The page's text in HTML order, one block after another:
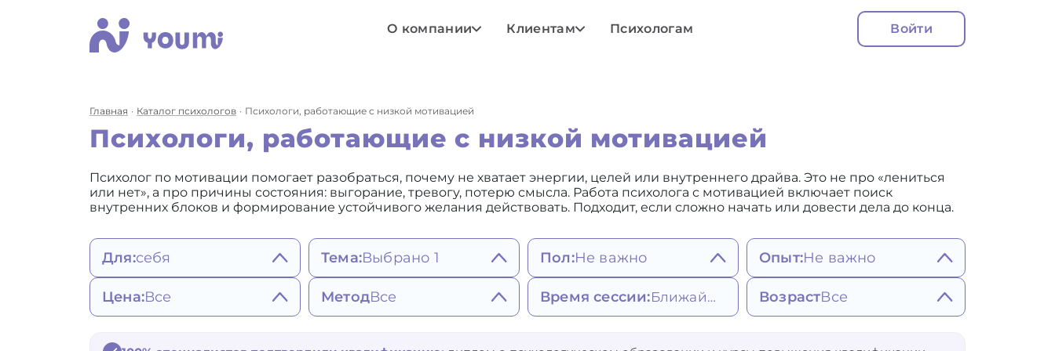
О компании Клиентам Психологам Войти
Главная Каталог психологов Психологи, работающие с низкой мотивацией
Психологи, работающие с низкой мотивацией
Психолог по мотивации помогает разобраться, почему не хватает энергии, целей или внутреннего драйва. Это не про «лениться
или нет», а про причины состояния: выгорание, тревогу, потерю смысла. Работа психолога с мотивацией включает поиск
внутренних блоков и формирование устойчивого желания действовать. Подходит, если сложно начать или довести дела до конца.
Для:себя
себя
женщины
мужчины
Тема:Выбрано 1
Состояния, мысли,
поведение
состояние
Пол:Не важно
Не важно
Мужской
Женский
Опыт:Не важно
Не важно
Более 5 лет
Более 7 лет
Цена:Все
3500 - 4900 ₽
МетодВсе
Когнитивно-
Время сессии: Ближайшее ВозрастВсе